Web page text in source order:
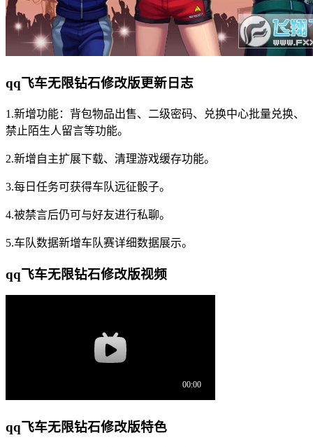
qq飞车无限钻石修改版更新日志
1.新增功能：背包物品出售、二级密码、兑换中心批量兑换、
禁止陌生人留言等功能。
2.新增自主扩展下载、清理游戏缓存功能。
3.每日任务可获得车队远征骰子。
4.被禁言后仍可与好友进行私聊。
5.车队数据新增车队赛详细数据展示。
qq飞车无限钻石修改版视频
qq飞车无限钻石修改版特色